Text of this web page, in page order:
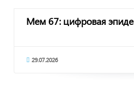
Мем 67: цифровая
29.07.2026